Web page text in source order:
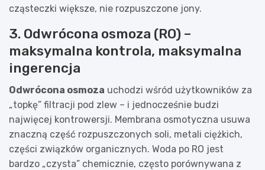
cząsteczki większe, nie rozpuszczone jony.
3. Odwrócona osmoza (RO) –
maksymalna kontrola, maksymalna
ingerencja
Odwrócona osmoza uchodzi wśród użytkowników za
„topkę” filtracji pod zlew – i jednocześnie budzi
najwięcej kontrowersji. Membrana osmotyczna usuwa
znaczną część rozpuszczonych soli, metali ciężkich,
części związków organicznych. Woda po RO jest
bardzo „czysta” chemicznie, często porównywana z